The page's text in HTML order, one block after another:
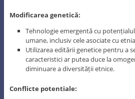
Modificarea genetică:
Tehnologie emergentă cu
umane, inclusiv cele asociate cu
Utilizarea editării genetice pentru a
caracteristici ar putea duce la
diminuare a diversității etnice.
Conflicte potentiale: